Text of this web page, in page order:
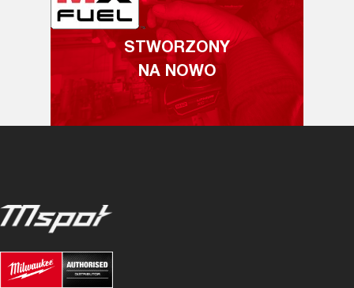
STWORZONY
NA NOWO